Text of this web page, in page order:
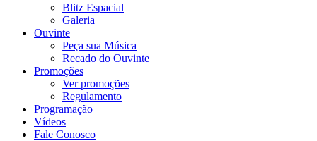
Blitz Espacial
Galeria
Ouvinte
Peça sua Música
Recado do Ouvinte
Promoções
Ver promoções
Regulamento
Programação
Vídeos
Fale Conosco